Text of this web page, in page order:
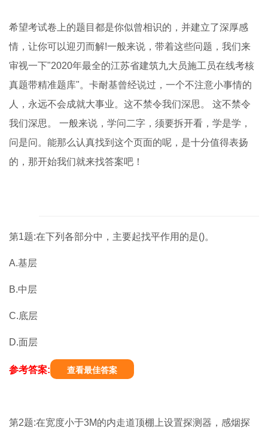
希望考试卷上的题目都是你似曾相识的，并建立了深厚感
情，让你可以迎刃而解!一般来说，带着这些问题，我们来
审视一下"2020年最全的江苏省建筑九大员施工员在线考核
真题带精准题库"。卡耐基曾经说过，一个不注意小事情的
人，永远不会成就大事业。这不禁令我们深思。 这不禁令
我们深思。 一般来说，学问二字，须要拆开看，学是学，
问是问。能那么认真找到这个页面的呢，是十分值得表扬
的，那开始我们就来找答案吧！
第1题:在下列各部分中，主要起找平作用的是()。
A.基层
B.中层
C.底层
D.面层
参考答案: 查看最佳答案
第2题:在宽度小于3M的内走道顶棚上设置探测器，感烟探